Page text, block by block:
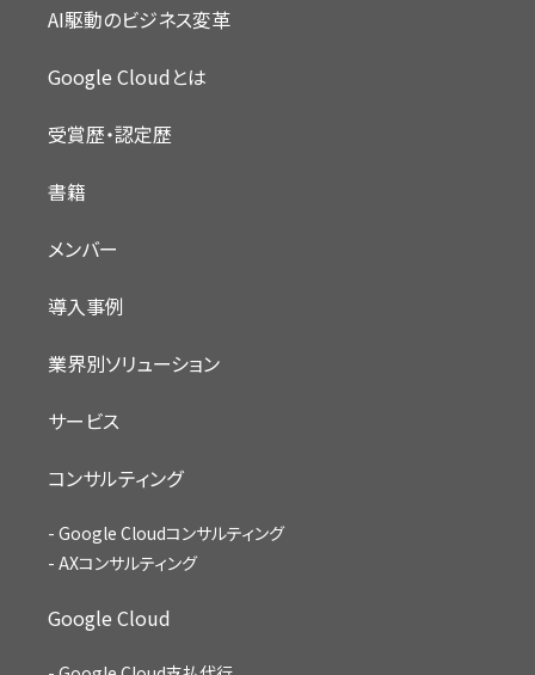
AI駆動のビジネス変革
Google Cloudとは
受賞歴・認定歴
書籍
メンバー
導入事例
業界別ソリューション
サービス
コンサルティング
Google Cloudコンサルティング
AXコンサルティング
Google Cloud